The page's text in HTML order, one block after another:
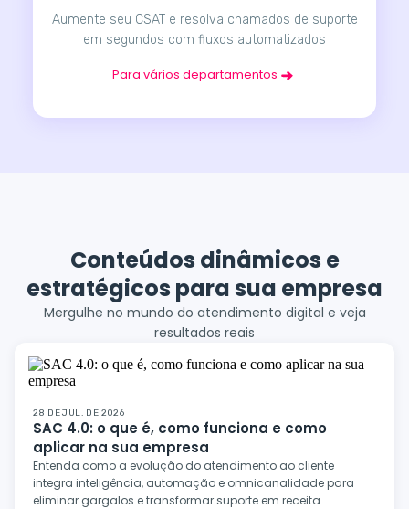
Aumente seu CSAT e resolva chamados de suporte
em segundos com fluxos automatizados
Para vários departamentos
Conteúdos dinâmicos e
estratégicos para sua empresa
Mergulhe no mundo do atendimento digital e veja
resultados reais
28 DE JUL. DE 2026
SAC 4.0: o que é, como funciona e como
aplicar na sua empresa
Entenda como a evolução do atendimento ao cliente
integra inteligência, automação e omnicanalidade para
eliminar gargalos e transformar suporte em receita.